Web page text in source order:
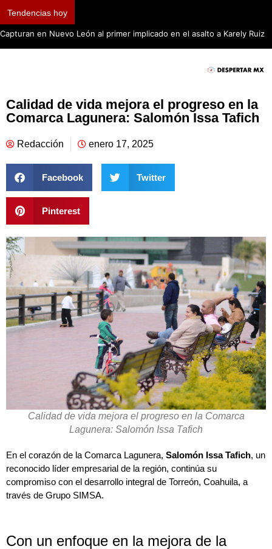
Tendencias hoy
Saquean 202 huevos de tortuga marina
Calidad de vida mejora el progreso en la
Comarca Lagunera: Salomón Issa Tafich
Redacción enero 17, 2025
Facebook Twitter
Pinterest
Calidad de vida mejora el progreso en la Comarca
Lagunera: Salomón Issa Tafich
En el corazón de la Comarca Lagunera, Salomón Issa Tafich, un
reconocido líder empresarial de la región, continúa su
compromiso con el desarrollo integral de Torreón, Coahuila, a
través de Grupo SIMSA.
Con un enfoque en la mejora de la